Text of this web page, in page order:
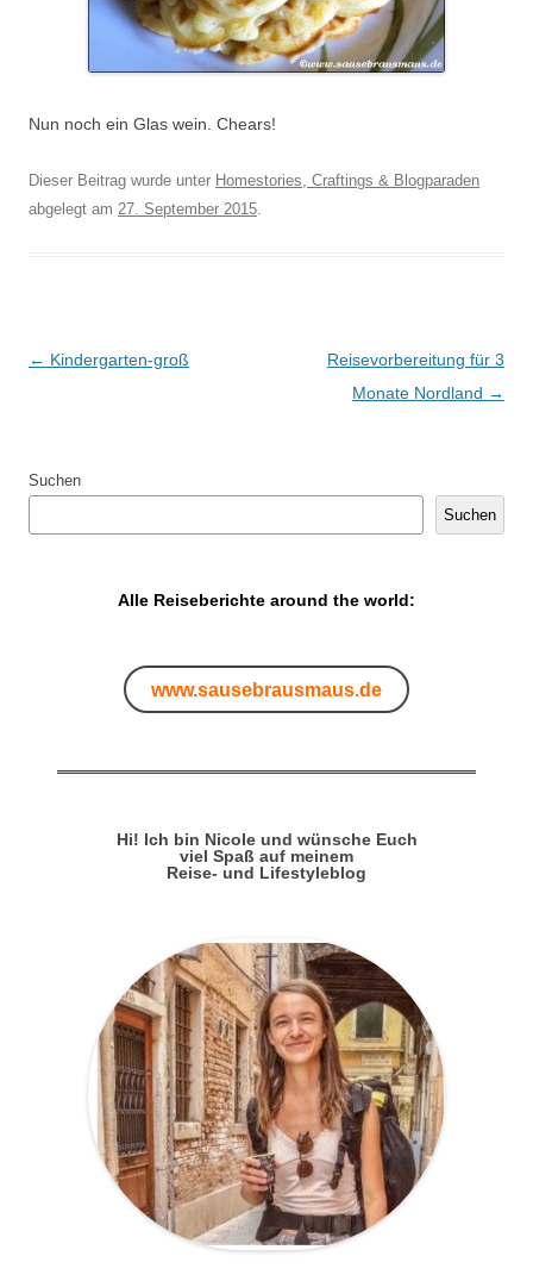
Nun noch ein Glas wein. Chears!
Dieser Beitrag wurde unter Homestories, Craftings & Blogparaden
abgelegt am 27. September 2015.
Artikel-Navigation
← Kindergarten-groß
Reisevorbereitung für 3
Monate Nordland →
Suchen
Suchen
Alle Reiseberichte around the world:
www.sausebrausmaus.de
Hi! Ich bin Nicole und wünsche Euch
viel Spaß auf meinem
Reise- und Lifestyleblog